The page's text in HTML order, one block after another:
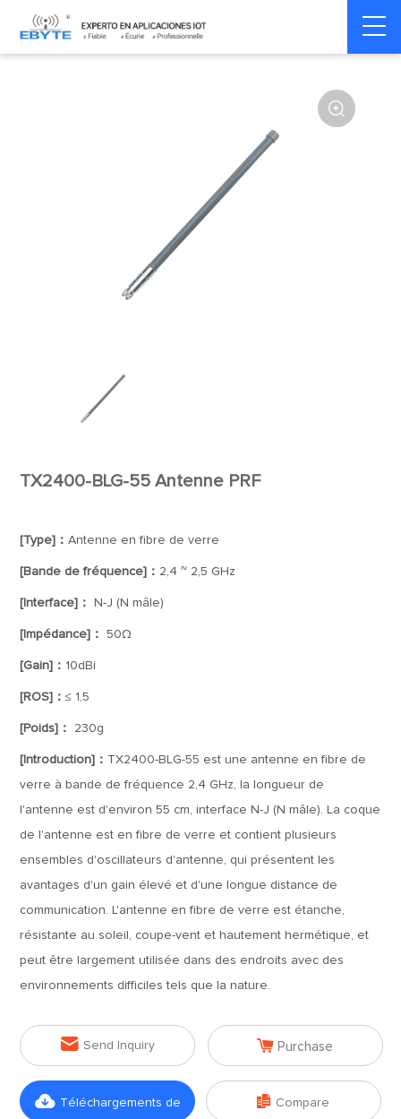
Home > Accessoires > Antenna

TX2400-BLG-55 Antenne PRF
[Type]：Antenne en fibre de verre
[Bande de fréquence]： 2,4 ~ 2,5 GHz
[Interface]： N-J (N mâle)
[Impédance]： 50Ω
[Gain]： 10dBi
[ROS]：≤ 1,5
[Poids]： 230g
[Introduction]： TX2400-BLG-55 est une antenne en fibre de
verre à bande de fréquence 2,4 GHz, la longueur de
l'antenne est d'environ 55 cm, interface N-J (N mâle). La coque
de l'antenne est en fibre de verre et contient plusieurs
ensembles d'oscillateurs d'antenne, qui présentent les
avantages d'un gain élevé et d'une longue distance de
communication. L'antenne en fibre de verre est étanche,
résistante au soleil, coupe-vent et hautement hermétique, et
peut être largement utilisée dans des endroits avec des
environnements difficiles tels que la nature.
 Send Inquiry  Purchase
 Téléchargements de  Compare